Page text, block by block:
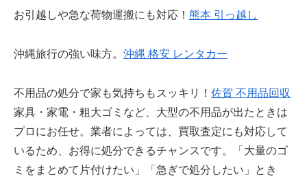
お引越しや急な荷物運搬にも対応！ 熊本 引っ越し
沖縄旅行の強い味方。 沖縄 格安 レンタカー
不用品の処分で家も気持ちもスッキリ！ 佐賀 不用品回収
家具・家電・粗大ゴミなど、大型の不用品が出たときは
プロにお任せ。業者によっては、買取査定にも対応して
いるため、お得に処分できるチャンスです。「大量のゴ
ミをまとめて片付けたい」「急ぎで処分したい」とき